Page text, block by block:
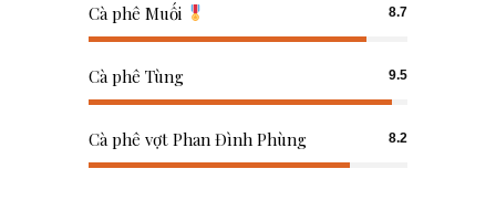
Cà phê Muối 8.7
Cà phê Tùng 9.5
Cà phê vợt Phan Đình Phùng 8.2